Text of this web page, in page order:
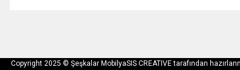
Copyright 2025 © Şeşkalar MobilyaSIS CREATIVE tarafından